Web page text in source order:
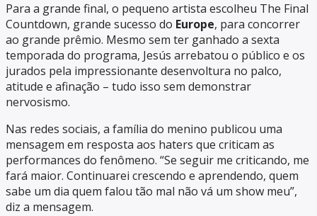
Para a grande final, o pequeno artista escolheu The Final
Countdown, grande sucesso do Europe, para concorrer
ao grande prêmio. Mesmo sem ter ganhado a sexta
temporada do programa, Jesús arrebatou o público e os
jurados pela impressionante desenvoltura no palco,
atitude e afinação – tudo isso sem demonstrar
nervosismo.
Nas redes sociais, a família do menino publicou uma
mensagem em resposta aos haters que criticam as
performances do fenômeno. “Se seguir me criticando, me
fará maior. Continuarei crescendo e aprendendo, quem
sabe um dia quem falou tão mal não vá um show meu”,
diz a mensagem.